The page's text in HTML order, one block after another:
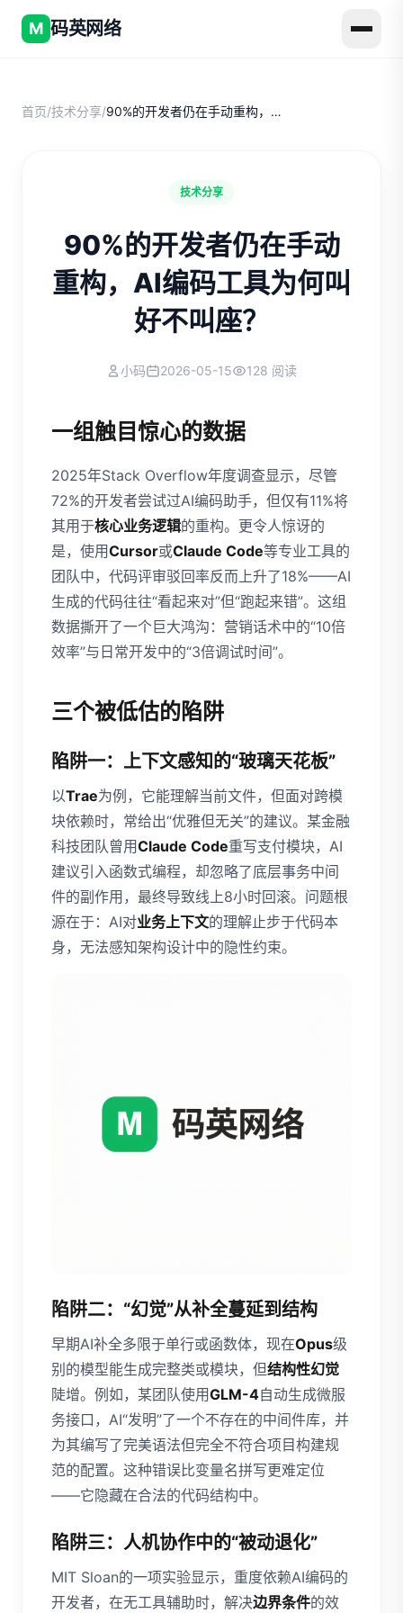
M 码英网络
首页/技术分享/ 90%的开发者仍在手动重构，AI编码工具为何叫好不叫座？
技术分享
90%的开发者仍在手动
重构，AI编码工具为何叫
好不叫座？
小码 2026-05-15 128 阅读
一组触目惊心的数据
2025年Stack Overflow年度调查显示，尽管
72%的开发者尝试过AI编码助手，但仅有11%将
其用于核心业务逻辑的重构。更令人惊讶的
是，使用Cursor或Claude Code等专业工具的
团队中，代码评审驳回率反而上升了18%——AI
生成的代码往往“看起来对”但“跑起来错”。这组
数据撕开了一个巨大鸿沟：营销话术中的“10倍
效率”与日常开发中的“3倍调试时间”。
三个被低估的陷阱
陷阱一：上下文感知的“玻璃天花板”
以Trae为例，它能理解当前文件，但面对跨模
块依赖时，常给出“优雅但无关”的建议。某金融
科技团队曾用Claude Code重写支付模块，AI
建议引入函数式编程，却忽略了底层事务中间
件的副作用，最终导致线上8小时回滚。问题根
源在于：AI对业务上下文的理解止步于代码本
身，无法感知架构设计中的隐性约束。
陷阱二：“幻觉”从补全蔓延到结构
早期AI补全多限于单行或函数体，现在Opus级
别的模型能生成完整类或模块，但结构性幻觉
陡增。例如，某团队使用GLM-4自动生成微服
务接口，AI“发明”了一个不存在的中间件库，并
为其编写了完美语法但完全不符合项目构建规
范的配置。这种错误比变量名拼写更难定位
——它隐藏在合法的代码结构中。
陷阱三：人机协作中的“被动退化”
MIT Sloan的一项实验显示，重度依赖AI编码的
开发者，在无工具辅助时，解决边界条件的效